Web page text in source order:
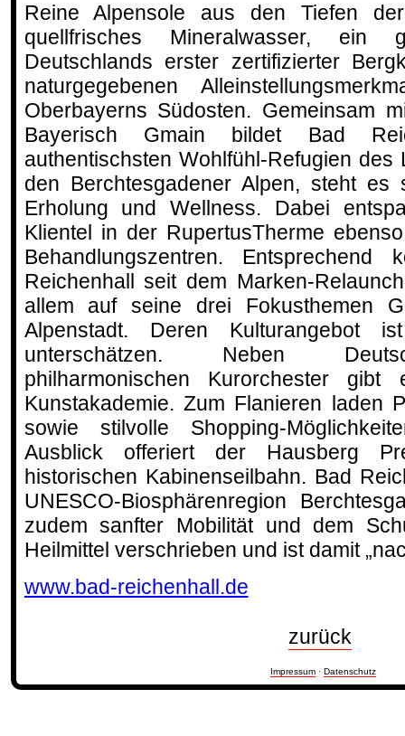
Reine Alpensole aus den Tiefen
quellfrisches Mineralwasser, ein
Deutschlands erster zertifizierter
naturgegebenen
Oberbayerns Südosten. Gemeinsam
Bayerisch Gmain bildet Bad
authentischsten Wohlfühl-Refugien
den Berchtesgadener Alpen, steht es
Erholung und Wellness. Dabei
Klientel in der RupertusTherme
Behandlungszentren. Entsprechend
Reichenhall seit dem Marken-
allem auf seine drei Fokusthemen
Alpenstadt. Deren Kulturangebot
unterschätzen. Neben
philharmonischen Kurorchester
Kunstakademie. Zum Flanieren laden
sowie stilvolle Shopping-
Ausblick offeriert der Hausberg
historischen Kabinenseilbahn. Bad
UNESCO-Biosphärenregion
zudem sanfter Mobilität und dem
Heilmittel verschrieben und ist damit
www.bad-reichenhall.de
zurück
Impressum · Datenschutz